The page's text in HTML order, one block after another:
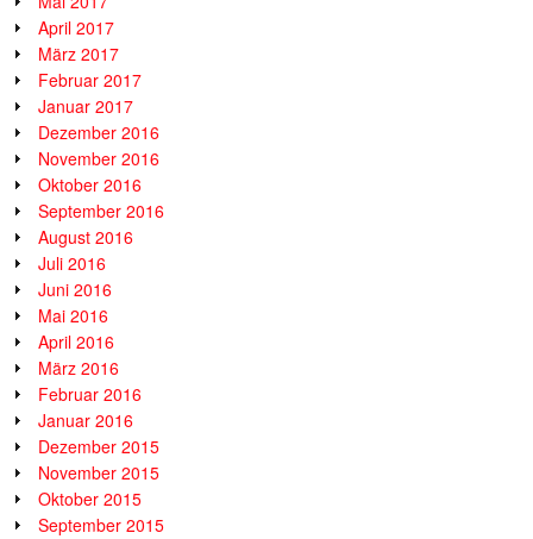
April 2017
März 2017
Februar 2017
Januar 2017
Dezember 2016
November 2016
Oktober 2016
September 2016
August 2016
Juli 2016
Juni 2016
Mai 2016
April 2016
März 2016
Februar 2016
Januar 2016
Dezember 2015
November 2015
Oktober 2015
September 2015